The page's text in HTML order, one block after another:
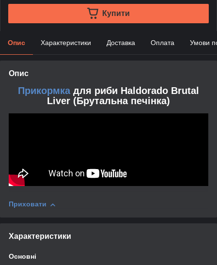
Купити
Опис Характеристики Доставка Оплата Умови
Опис
Прикормка для риби Haldorado Brutal
Liver (Брутальна печінка)
Приховати
Характеристики
Основні